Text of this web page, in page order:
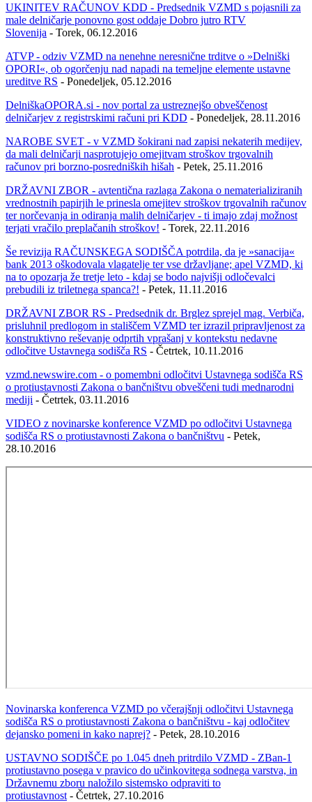
UKINITEV RAČUNOV KDD - Predsednik VZMD s pojasnili za
male delničarje ponovno gost oddaje Dobro jutro RTV
Slovenija - Torek, 06.12.2016
ATVP - odziv VZMD na nenehne neresnične trditve o »Delniški
OPORI«, ob ogorčenju nad napadi na temeljne elemente ustavne
ureditve RS - Ponedeljek, 05.12.2016
DelniškaOPORA.si - nov portal za ustreznejšo obveščenost
delničarjev z registrskimi računi pri KDD - Ponedeljek, 28.11.2016
NAROBE SVET - v VZMD šokirani nad zapisi nekaterih medijev,
da mali delničarji nasprotujejo omejitvam stroškov trgovalnih
računov pri borzno-posredniških hišah - Petek, 25.11.2016
DRŽAVNI ZBOR - avtentična razlaga Zakona o nematerializiranih
vrednostnih papirjih le prinesla omejitev stroškov trgovalnih računov
ter norčevanja in odiranja malih delničarjev - ti imajo zdaj možnost
terjati vračilo preplačanih stroškov! - Torek, 22.11.2016
Še revizija RAČUNSKEGA SODIŠČA potrdila, da je »sanacija«
bank 2013 oškodovala vlagatelje ter vse državljane; apel VZMD, ki
na to opozarja že tretje leto - kdaj se bodo najvišji odločevalci
prebudili iz triletnega spanca?! - Petek, 11.11.2016
DRŽAVNI ZBOR RS - Predsednik dr. Brglez sprejel mag. Verbiča,
prisluhnil predlogom in stališčem VZMD ter izrazil pripravljenost za
konstruktivno reševanje odprtih vprašanj v kontekstu nedavne
odločitve Ustavnega sodišča RS - Četrtek, 10.11.2016
vzmd.newswire.com - o pomembni odločitvi Ustavnega sodišča RS
o protiustavnosti Zakona o bančništvu obveščeni tudi mednarodni
mediji - Četrtek, 03.11.2016
VIDEO z novinarske konference VZMD po odločitvi Ustavnega
sodišča RS o protiustavnosti Zakona o bančništvu - Petek,
28.10.2016
Novinarska konferenca VZMD po včerajšnji odločitvi Ustavnega
sodišča RS o protiustavnosti Zakona o bančništvu - kaj odločitev
dejansko pomeni in kako naprej? - Petek, 28.10.2016
USTAVNO SODIŠČE po 1.045 dneh pritrdilo VZMD - ZBan-1
protiustavno posega v pravico do učinkovitega sodnega varstva, in
Državnemu zboru naložilo sistemsko odpraviti to
protiustavnost - Četrtek, 27.10.2016